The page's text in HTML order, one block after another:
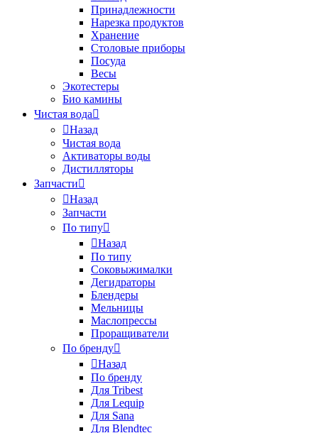
Принадлежности
Нарезка продуктов
Хранение
Столовые приборы
Посуда
Весы
Экотестеры
Био камины
Чистая вода
Назад
Чистая вода
Активаторы воды
Дистилляторы
Запчасти
Назад
Запчасти
По типу
Назад
По типу
Соковыжималки
Дегидраторы
Блендеры
Мельницы
Маслопрессы
Проращиватели
По бренду
Назад
По бренду
Для Tribest
Для Lequip
Для Sana
Для Blendtec